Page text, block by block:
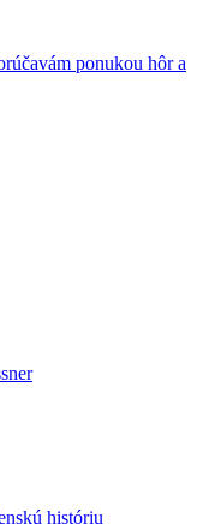
ponukou hôr a
históriu